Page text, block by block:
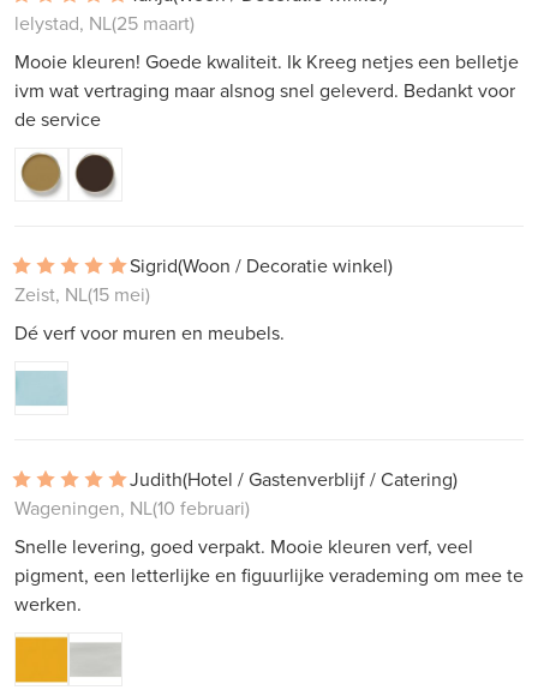
lelystad, NL(25 maart)
Mooie kleuren! Goede kwaliteit. Ik Kreeg netjes een belletje
ivm wat vertraging maar alsnog snel geleverd. Bedankt voor
de service
Sigrid(Woon / Decoratie winkel)
Zeist, NL(15 mei)
Dé verf voor muren en meubels.
Judith(Hotel / Gastenverblijf / Catering)
Wageningen, NL(10 februari)
Snelle levering, goed verpakt. Mooie kleuren verf, veel
pigment, een letterlijke en figuurlijke verademing om mee te
werken.